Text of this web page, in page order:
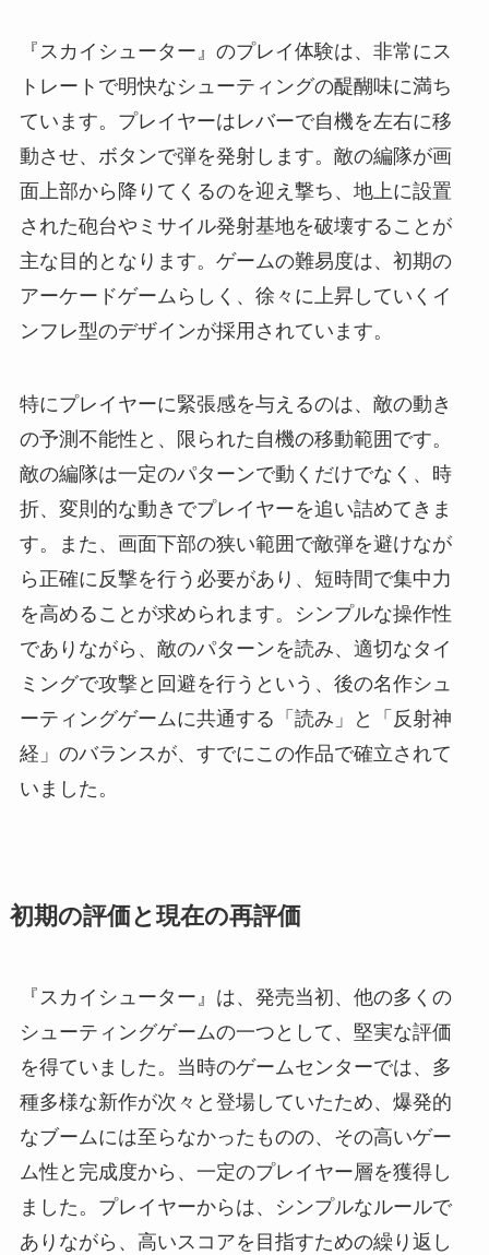
『スカイシューター』のプレイ体験は、非常にス
トレートで明快なシューティングの醍醐味に満ち
ています。プレイヤーはレバーで自機を左右に移
動させ、ボタンで弾を発射します。敵の編隊が画
面上部から降りてくるのを迎え撃ち、地上に設置
された砲台やミサイル発射基地を破壊することが
主な目的となります。ゲームの難易度は、初期の
アーケードゲームらしく、徐々に上昇していくイ
ンフレ型のデザインが採用されています。
特にプレイヤーに緊張感を与えるのは、敵の動き
の予測不能性と、限られた自機の移動範囲です。
敵の編隊は一定のパターンで動くだけでなく、時
折、変則的な動きでプレイヤーを追い詰めてきま
す。また、画面下部の狭い範囲で敵弾を避けなが
ら正確に反撃を行う必要があり、短時間で集中力
を高めることが求められます。シンプルな操作性
でありながら、敵のパターンを読み、適切なタイ
ミングで攻撃と回避を行うという、後の名作シュ
ーティングゲームに共通する「読み」と「反射神
経」のバランスが、すでにこの作品で確立されて
いました。
初期の評価と現在の再評価
『スカイシューター』は、発売当初、他の多くの
シューティングゲームの一つとして、堅実な評価
を得ていました。当時のゲームセンターでは、多
種多様な新作が次々と登場していたため、爆発的
なブームには至らなかったものの、その高いゲー
ム性と完成度から、一定のプレイヤー層を獲得し
ました。プレイヤーからは、シンプルなルールで
ありながら、高いスコアを目指すための繰り返し